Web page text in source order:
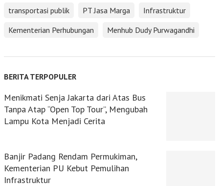
transportasi publik
PT Jasa Marga
Infrastruktur
Kementerian Perhubungan
Menhub Dudy Purwagandhi
BERITA TERPOPULER
Menikmati Senja Jakarta dari Atas Bus
Tanpa Atap “Open Top Tour”, Mengubah
Lampu Kota Menjadi Cerita
Banjir Padang Rendam Permukiman,
Kementerian PU Kebut Pemulihan
Infrastruktur